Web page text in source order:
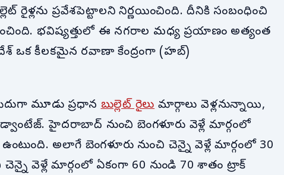
రైళ్లను ప్రవేశపెట్టాలని నిర్ణయించింది. దీనికి సంబంధించి
భవిష్యత్తులో ఈ నగరాల మధ్య ప్రయాణం అత్యంత
ఒక కీలకమైన రవాణా కేంద్రంగా (హబ్)
మూడు ప్రధానబుల్లెట్ రైలుమార్గాలు వెళ్లనున్నాయి,
హైదరాబాద్ నుంచి బెంగళూరు వెళ్లే మార్గంలో
అలాగే బెంగళూరు నుంచి చెన్నై వెళ్లే మార్గంలో 30
వెళ్లే మార్గంలో ఏకంగా 60 నుండి 70 శాతం ట్రాక్